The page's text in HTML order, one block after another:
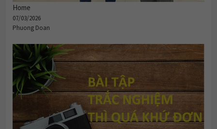
Home
07/03/2026
Phuong Doan